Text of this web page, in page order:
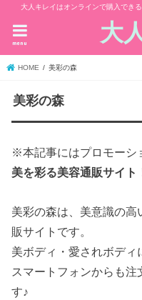
大人キレイはオンラインで購入でき
大
menu
HOME 美彩の森
美彩の森
※本記事にはプロモーシ
美を彩る美容通販サイ
美彩の森は、美意識の高
販サイトです。
美ボディ・愛されボディ
スマートフォンからも
す♪